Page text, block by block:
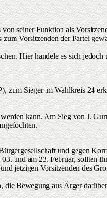
seiner Funktion als
Vorsitzenden der Partei
Hier handele es sich
zum Sieger im Wahlkreis 24
kann. Am Sieg von J.
und gegen
und am 23. Februar, sollten
jetzigen Vorsitzenden des
Bewegung aus Ärger